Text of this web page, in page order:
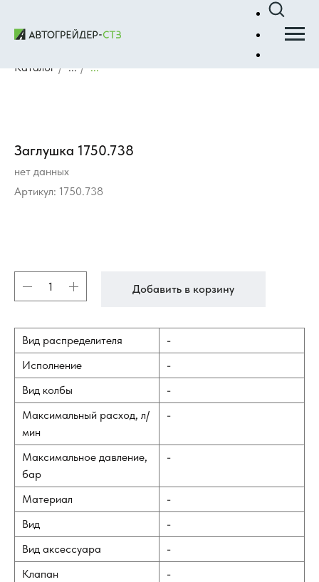
Каталог / ... / ...
Заглушка 1750.738
нет данных
Артикул: 1750.738
Добавить в корзину
Вид распределителя
-
Исполнение
-
Вид колбы
-
Максимальный расход, л/
мин
-
Максимальное давление,
бар
-
Материал
-
Вид
-
Вид аксессуара
-
Клапан
-